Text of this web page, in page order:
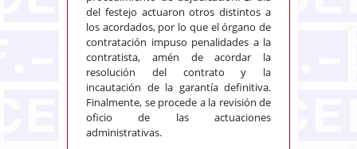
del festejo actuaron otros distintos a
los acordados, por lo que el órgano de
contratación impuso penalidades a la
contratista, amén de acordar la
resolución del contrato y la
incautación de la garantía definitiva.
Finalmente, se procede a la revisión de
oficio de las actuaciones
administrativas.